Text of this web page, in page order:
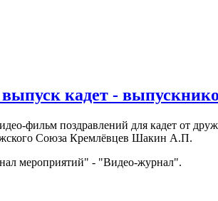
кадет -
фильм поздравлений для кадет от
Союза Кремлёвцев Шакин А.П.
мероприятий" - "Видео-журнал".